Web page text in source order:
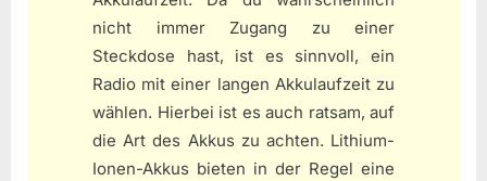
nicht immer Zugang zu einer
Steckdose hast, ist es sinnvoll, ein
Radio mit einer langen Akkulaufzeit zu
wählen. Hierbei ist es auch ratsam, auf
die Art des Akkus zu achten. Lithium-
Ionen-Akkus bieten in der Regel eine